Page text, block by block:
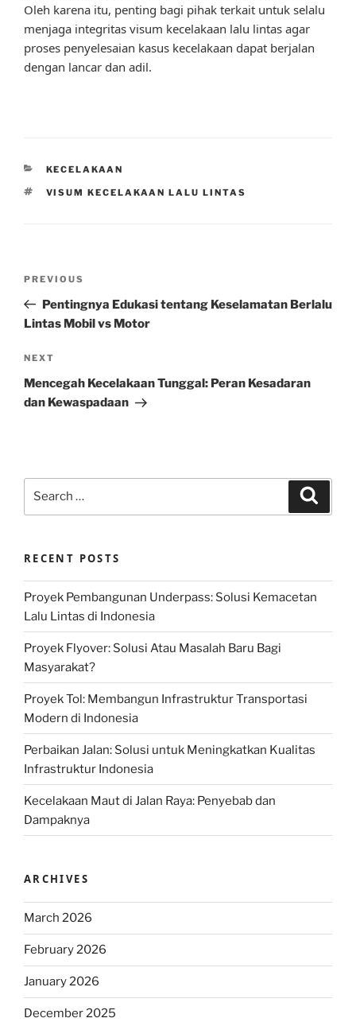
Oleh karena itu, penting bagi pihak terkait untuk selalu
menjaga integritas visum kecelakaan lalu lintas agar
proses penyelesaian kasus kecelakaan dapat berjalan
dengan lancar dan adil.
CATEGORIES
KECELAKAAN
TAGS
VISUM KECELAKAAN LALU LINTAS
Previous
Post
PREVIOUS
Pentingnya Edukasi tentang Keselamatan Berlalu
Lintas Mobil vs Motor
Next
Post
NEXT
Mencegah Kecelakaan Tunggal: Peran Kesadaran
dan Kewaspadaan
RECENT POSTS
Proyek Pembangunan Underpass: Solusi Kemacetan
Lalu Lintas di Indonesia
Proyek Flyover: Solusi Atau Masalah Baru Bagi
Masyarakat?
Proyek Tol: Membangun Infrastruktur Transportasi
Modern di Indonesia
Perbaikan Jalan: Solusi untuk Meningkatkan Kualitas
Infrastruktur Indonesia
Kecelakaan Maut di Jalan Raya: Penyebab dan
Dampaknya
ARCHIVES
March 2026
February 2026
January 2026
December 2025